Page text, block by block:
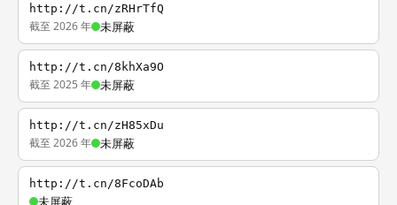
http://t.cn/zRHrTfQ
截至 2026 年 未屏蔽
http://t.cn/8khXa9O
截至 2025 年 未屏蔽
http://t.cn/zH85xDu
截至 2026 年 未屏蔽
http://t.cn/8FcoDAb
未屏蔽